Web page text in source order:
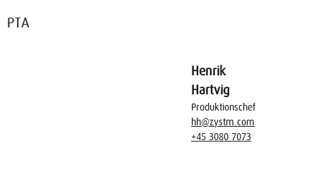
PTA
Henrik
Hartvig
Produktionschef
hh@zystm.com
+45 3080 7073